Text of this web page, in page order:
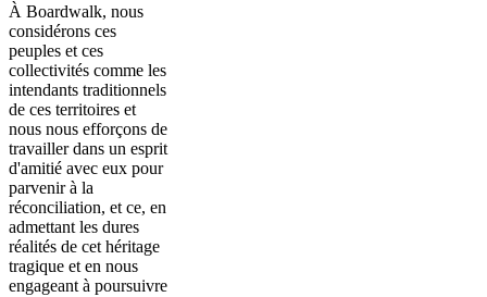
À Boardwalk, nous
considérons ces
peuples et ces
collectivités comme les
intendants traditionnels
de ces territoires et
nous nous efforçons de
travailler dans un esprit
d'amitié avec eux pour
parvenir à la
réconciliation, et ce, en
admettant les dures
réalités de cet héritage
tragique et en nous
engageant à poursuivre